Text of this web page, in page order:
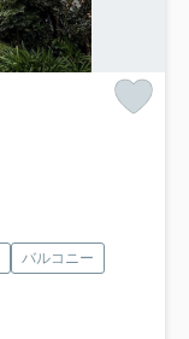
バルコニー